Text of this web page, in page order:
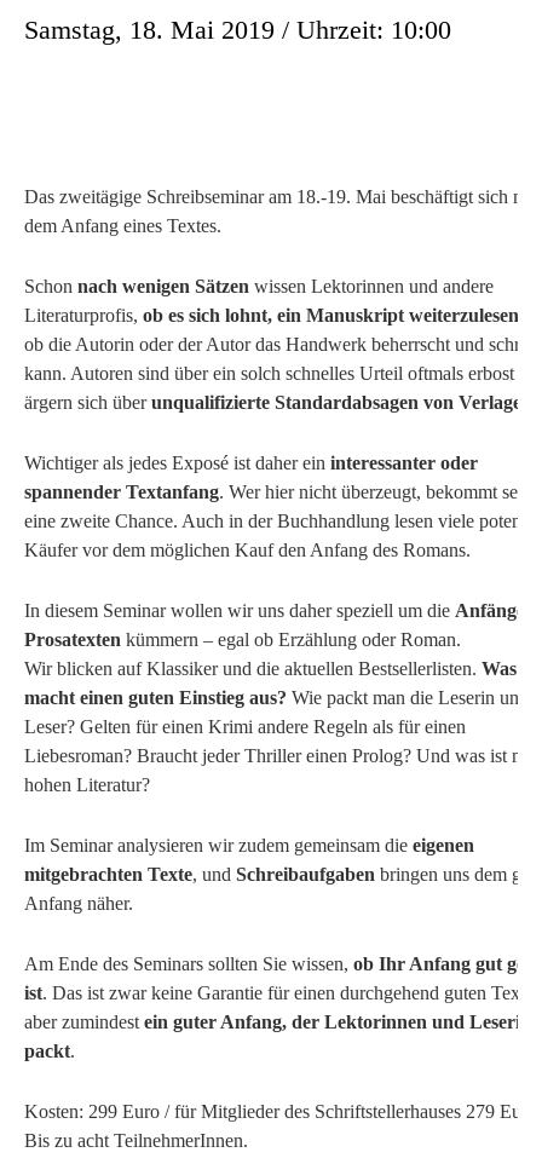
Samstag, 18. Mai 2019 / Uhrzeit: 10:00
Das zweitägige Schreibseminar am 18.-19. Mai beschäftigt sich mit
dem Anfang eines Textes.
Schon nach wenigen Sätzen wissen Lektorinnen und andere
Literaturprofis, ob es sich lohnt, ein Manuskript weiterzulesen
ob die Autorin oder der Autor das Handwerk beherrscht und
kann. Autoren sind über ein solch schnelles Urteil oftmals erbost
ärgern sich überunqualifizierte Standardabsagen von Verlagen
Wichtiger als jedes Exposé ist daher ein interessanter oder
spannender Textanfang. Wer hier nicht überzeugt, bekommt
eine zweite Chance. Auch in der Buchhandlung lesen viele
Käufer vor dem möglichen Kauf den Anfang des Romans.
In diesem Seminar wollen wir uns daher speziell um die Anfänge
Prosatexten kümmern – egal ob Erzählung oder Roman.
Wir blicken auf Klassiker und die aktuellen Bestsellerlisten. Was
macht einen guten Einstieg aus? Wie packt man die Leserin und
Leser? Gelten für einen Krimi andere Regeln als für einen
Liebesroman? Braucht jeder Thriller einen Prolog? Und was ist mit
hohen Literatur?
Im Seminar analysieren wir zudem gemeinsam die eigenen
mitgebrachten Texte, und Schreibaufgaben bringen uns dem
Anfang näher.
Am Ende des Seminars sollten Sie wissen, ob Ihr Anfang gut
ist. Das ist zwar keine Garantie für einen durchgehend guten Text,
aber zumindest ein guter Anfang, der Lektorinnen und
packt.
Kosten: 299 Euro / für Mitglieder des Schriftstellerhauses 279 Euro.
Bis zu acht TeilnehmerInnen.